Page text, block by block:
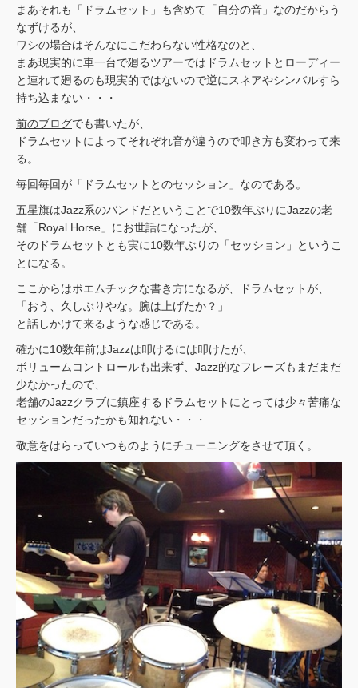
まあそれも「ドラムセット」も含めて「自分の音」なのだからう
なずけるが、
ワシの場合はそんなにこだわらない性格なのと、
まあ現実的に車一台で廻るツアーではドラムセットとローディー
と連れて廻るのも現実的ではないので逆にスネアやシンバルすら
持ち込まない・・・
前のブログでも書いたが、
ドラムセットによってそれぞれ音が違うので叩き方も変わって来
る。
毎回毎回が「ドラムセットとのセッション」なのである。
五星旗はJazz系のバンドだということで10数年ぶりにJazzの老
舗「Royal Horse」にお世話になったが、
そのドラムセットとも実に10数年ぶりの「セッション」というこ
とになる。
ここからはポエムチックな書き方になるが、ドラムセットが、
「おう、久しぶりやな。腕は上げたか？」
と話しかけて来るような感じである。
確かに10数年前はJazzは叩けるには叩けたが、
ボリュームコントロールも出来ず、Jazz的なフレーズもまだまだ
少なかったので、
老舗のJazzクラブに鎮座するドラムセットにとっては少々苦痛な
セッションだったかも知れない・・・
敬意をはらっていつものようにチューニングをさせて頂く。